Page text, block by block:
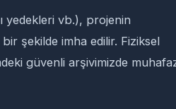
yedekleri vb.), projenin
şekilde imha edilir. Fiziksel
güvenli arşivimizde